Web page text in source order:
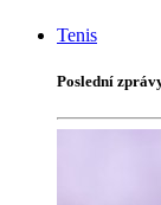
Tenis
Poslední